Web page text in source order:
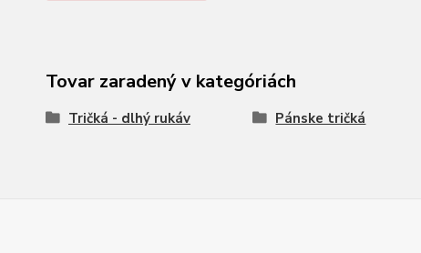
Tovar zaradený v kategóriách
Tričká - dlhý rukáv Pánske tričká